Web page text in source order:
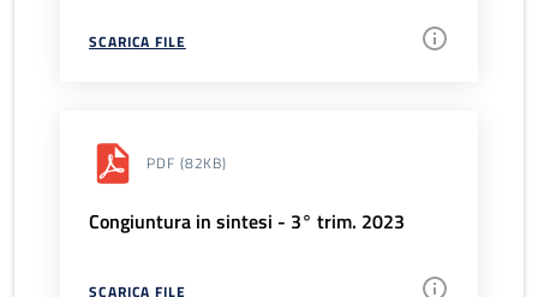
SCARICA FILE
PDF (82KB)
Congiuntura in sintesi - 3° trim. 2023
SCARICA FILE